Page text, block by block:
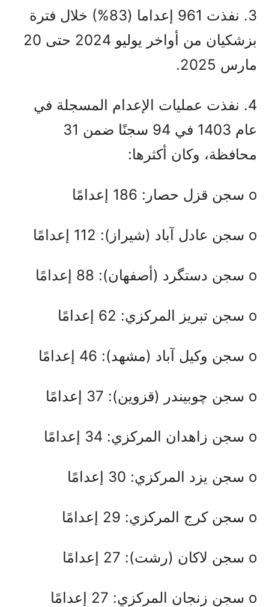
3. نفذت 961 إعداما (83%) خلال فترة
بزشكيان من أواخر يوليو 2024 حتى 20
مارس 2025.
4. نفذت عمليات الإعدام المسجلة في
عام 1403 في 94 سجنًا ضمن 31
محافظة، وكان أكثرها:
o سجن قزل حصار: 186 إعدامًا
o سجن عادل آباد (شيراز): 112 إعدامًا
o سجن دستگرد (أصفهان): 88 إعدامًا
o سجن تبريز المركزي: 62 إعدامًا
o سجن وكيل آباد (مشهد): 46 إعدامًا
o سجن چوبيندر (قزوين): 37 إعدامًا
o سجن زاهدان المركزي: 34 إعدامًا
o سجن يزد المركزي: 30 إعدامًا
o سجن كرج المركزي: 29 إعدامًا
o سجن لاكان (رشت): 27 إعدامًا
o سجن زنجان المركزي: 27 إعدامًا